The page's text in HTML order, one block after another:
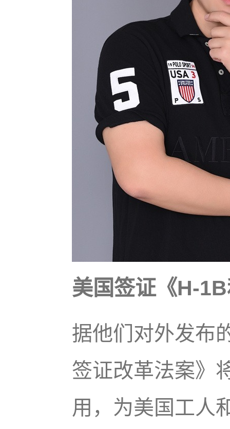
美国签证《H-
据他们对外发布
签证改革法案》
用，为美国工人